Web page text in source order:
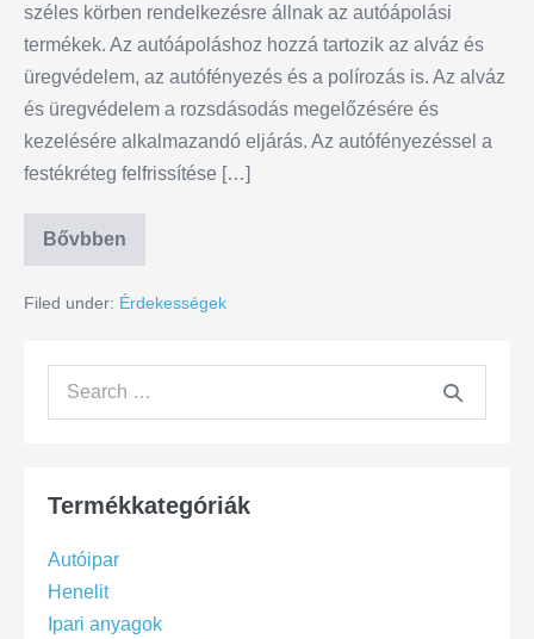
széles körben rendelkezésre állnak az autóápolási
termékek. Az autóápoláshoz hozzá tartozik az alváz és
üregvédelem, az autófényezés és a polírozás is. Az alváz
és üregvédelem a rozsdásodás megelőzésére és
kezelésére alkalmazandó eljárás. Az autófényezéssel a
festékréteg felfrissítése […]
Bővbben
Filed under: Érdekességek
Termékkategóriák
Autóipar
Henelit
Ipari anyagok